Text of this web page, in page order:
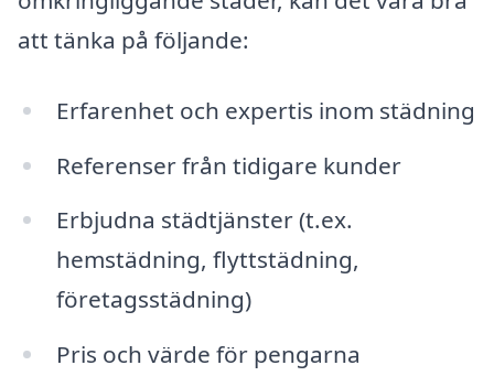
att tänka på följande:
Erfarenhet och expertis inom städning
Referenser från tidigare kunder
Erbjudna städtjänster (t.ex.
hemstädning, flyttstädning,
företagsstädning)
Pris och värde för pengarna